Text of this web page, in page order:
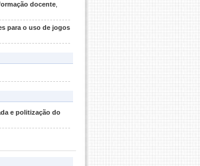
docente
para o uso de jogos
e politização do